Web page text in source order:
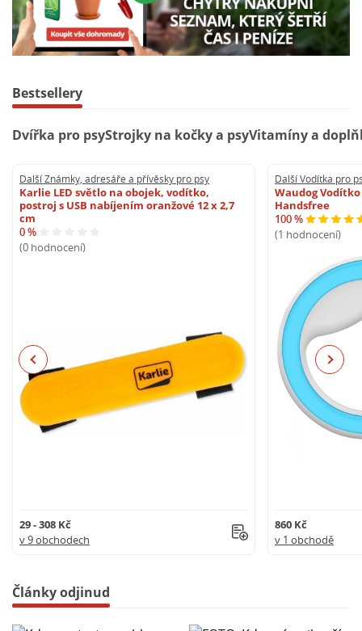
Bestsellery
Dvířka pro psyStrojky na kočky a psyVitamíny a
Další Známky, adresáře a přívěsky pro psy
Karlie LED světlo na obojek, vodítko,
postroj s USB nabíjením oranžové 12 x 2,7
cm
0 %
(0 hodnocení)
29 - 308 Kč
v 9 obchodech
Další Vodítka pro
Waudog
Handsfree
100 %
(1 hodnocení)
860 Kč
v 1 obchodě
Previous Next
Články odjinud